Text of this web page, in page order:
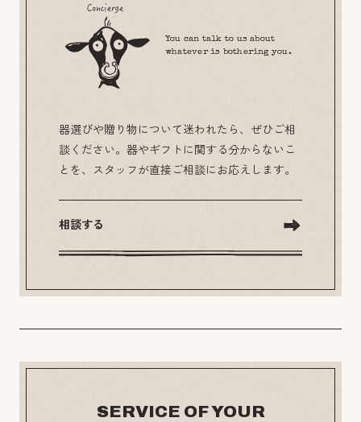
You can talk to us about
whatever is bothering you.
器選びや贈り物について迷われたら、ぜひご相
談ください。器やギフトに関する分からないこ
とを、スタッフが直接ご相談にお応えします。
相談する
SERVICE OF YOUR